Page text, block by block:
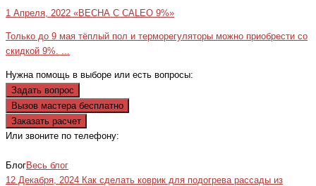
1 Апреля, 2022 «ВЕСНА С CALEO 9%»
Только до 9 мая тёплый пол и терморегуляторы можно приобрести со
скидкой 9%. ...
Нужна помощь в выборе или есть вопросы:
Задать вопрос
Вызов мастера бесплатно
Заказать расчет
Или звоните по телефону:
БлогВесь блог
12 Декабря, 2024 Как сделать коврик для подогрева рассады из